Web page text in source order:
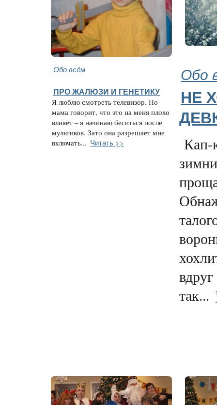
Обо всём Обо
ПРО ЖАЛЮЗИ И ГЕНЕТИКУ
Я люблю смотреть телевизор. Но
мама говорит, что это на меня плохо
влияет – я начинаю беситься после
мультиков. Зато она разрешает мне
включать... Читать >>
НЕ
Кап-
так...